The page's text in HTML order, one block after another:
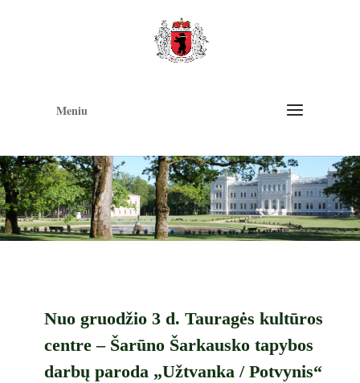
Meniu
Nuo gruodžio 3 d. Tauragės kultūros
centre – Šarūno Šarkausko tapybos
darbų paroda „Užtvanka / Potvynis“